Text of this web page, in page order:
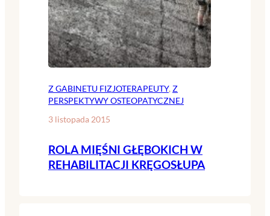
Z GABINETU FIZJOTERAPEUTY, Z
PERSPEKTYWY OSTEOPATYCZNEJ
3 listopada 2015
ROLA MIĘŚNI GŁĘBOKICH W
REHABILITACJI KRĘGOSŁUPA